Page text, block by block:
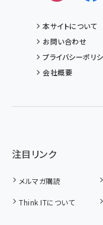
本サイトについて
お問い合わせ
プライバシーポリ
会社概要
注目リンク
メルマガ購読
Think ITについて